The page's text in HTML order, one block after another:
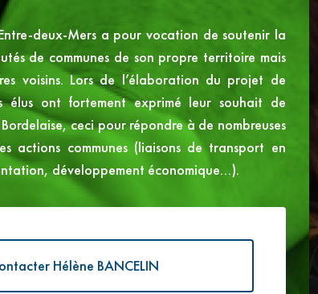
deux-Mers a pour vocation de soutenir la
de communes de son propre territoire mais
voisins. Lors de l’élaboration du projet de
élus ont fortement exprimé leur souhait de
ceci pour répondre à de nombreuses
actions communes (liaisons de transport en
développement économique…).
Hélène BANCELIN